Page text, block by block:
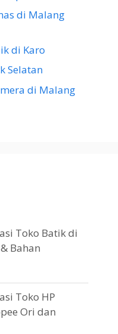
di Malang
di Karo
Selatan
di Malang
Toko Batik di
Bahan
Toko HP
Ori dan